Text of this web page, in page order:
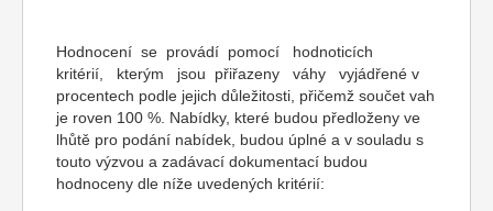
Hodnocení se provádí pomocí hodnoticích
kritérií, kterým jsou přiřazeny váhy vyjádřené v
procentech podle jejich důležitosti, přičemž součet vah
je roven 100 %. Nabídky, které budou předloženy ve
lhůtě pro podání nabídek, budou úplné a v souladu s
touto výzvou a zadávací dokumentací budou
hodnoceny dle níže uvedených kritérií: